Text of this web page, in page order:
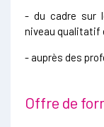
- du cadre sur
niveau
- auprès des
Offre de